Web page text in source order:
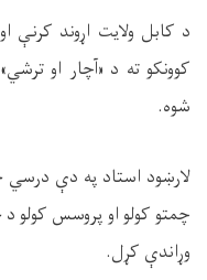
د کابل ولایت اړوند
کوونکو ته د «آچار او
شوه.
لارښود استاد په دې درسي
چمتو کولو او پروسس کولو
وړاندې کړل.